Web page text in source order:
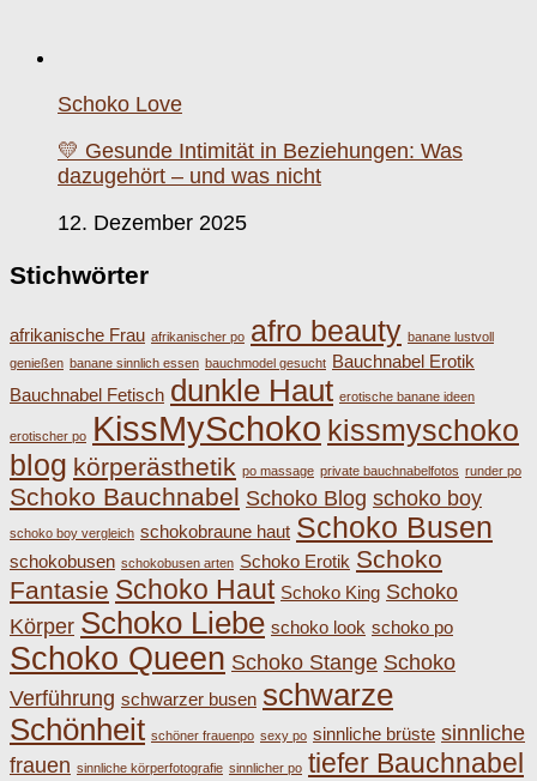
Schoko Love
💛 Gesunde Intimität in Beziehungen: Was
dazugehört – und was nicht
12. Dezember 2025
Stichwörter
afrikanische Frau afrikanischer po afro beauty banane lustvoll
genießen banane sinnlich essen bauchmodel gesucht Bauchnabel Erotik
Bauchnabel Fetisch dunkle Haut erotische banane ideen
erotischer po KissMySchoko kissmyschoko
blog körperästhetik po massage private bauchnabelfotos runder po
Schoko Bauchnabel Schoko Blog schoko boy
schoko boy vergleich schokobraune haut Schoko Busen
schokobusen schokobusen arten Schoko Erotik Schoko
Fantasie Schoko Haut Schoko King Schoko
Körper Schoko Liebe schoko look schoko po
Schoko Queen Schoko Stange Schoko
Verführung schwarzer busen schwarze
Schönheit schöner frauenpo sexy po sinnliche brüste sinnliche
frauen sinnliche körperfotografie sinnlicher po tiefer Bauchnabel